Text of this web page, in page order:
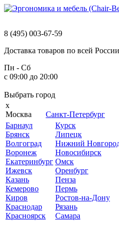
8 (495) 003-67-59
Доставка товаров по всей России
Пн - Сб
с 09:00 до 20:00
Выбрать город
x
Москва
Санкт-Петербург
Барнаул
Брянск
Волгоград
Воронеж
Екатеринбург
Ижевск
Казань
Кемерово
Киров
Краснодар
Красноярск
Курск
Липецк
Нижний
Новосибирск
Омск
Оренбург
Пенза
Пермь
Ростов-на-Дону
Рязань
Самара